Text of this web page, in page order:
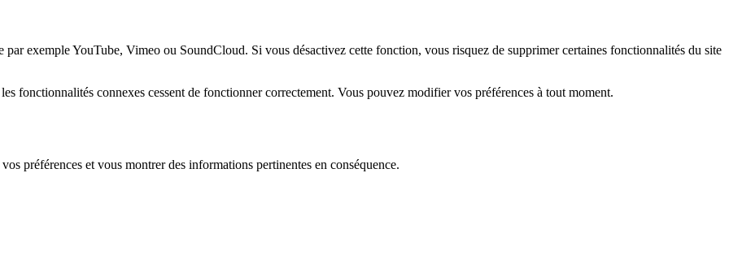
exemple YouTube, Vimeo ou SoundCloud. Si vous désactivez cette fonction, vous risquez de supprimer certaines fonctionnalités du site
fonctionnalités connexes cessent de fonctionner correctement. Vous pouvez modifier vos préférences à tout moment.
préférences et vous montrer des informations pertinentes en conséquence.